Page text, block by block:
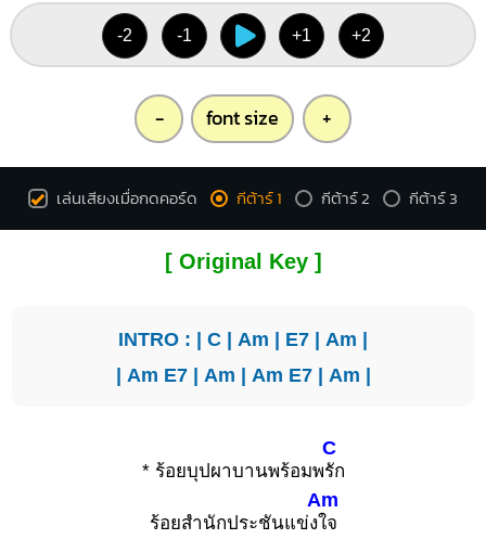
-2 -1 +1 +2
- font size +
เล่นเสียงเมื่อกดคอร์ด กีต้าร์ 1 กีต้าร์ 2 กีต้าร์ 3
[ Original Key ]
INTRO : | C | Am | E7 | Am |
| Am E7| Am | Am E7| Am |
* ร้อยบุปผาบานพร้อมพ
C
รัก
ร้อยสำนักประชันแข่ง
Am
ใจ